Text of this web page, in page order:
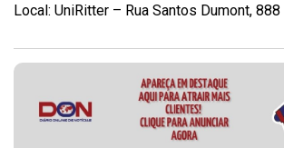
Local: UniRitter – Rua Santos Dumont,